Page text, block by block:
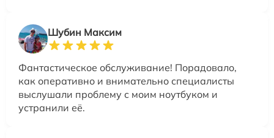
Шубин Максим
Фантастическое обслуживание! Порадовало,
как оперативно и внимательно специалисты
выслушали проблему с моим ноутбуком и
устранили её.